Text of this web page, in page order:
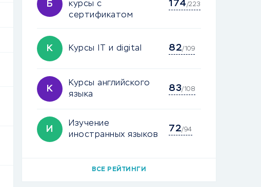
Б
курсы с
сертификатом
174/223
К Курсы IT и digital 82/109
К
Курсы английского
языка
83/108
И
Изучение
иностранных языков
72/94
ВСЕ РЕЙТИНГИ